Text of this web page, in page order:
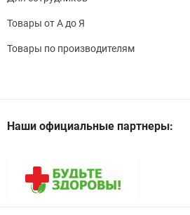
Товары от А до Я
Товары по производителям
Наши официальные партнеры: